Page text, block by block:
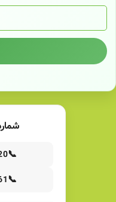
📞
📞